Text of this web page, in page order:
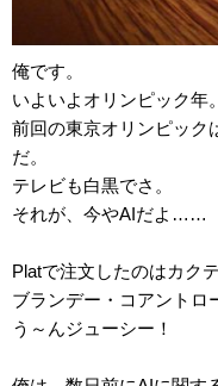
俺です。
いよいよオリンピック年。
前回の東京オリンピック
だ。
テレビも白黒でさ。
それが、今やAIだよ……
Platで注文したのはカク
ブランデー・コアント
う～んジューシー！